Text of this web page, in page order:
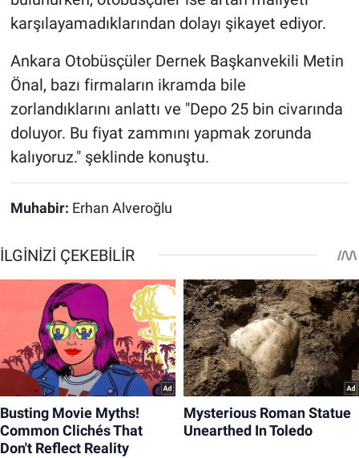
karşılayamadıklarından dolayı şikayet ediyor.
Ankara Otobüsçüler Dernek Başkanvekili Metin
Önal, bazı firmaların ikramda bile
zorlandıklarını anlattı ve "Depo 25 bin civarında
doluyor. Bu fiyat zammını yapmak zorunda
kalıyoruz." şeklinde konuştu.
Muhabir: Erhan Alveroğlu